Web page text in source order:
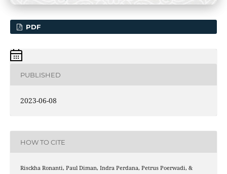
PDF
PUBLISHED
2023-06-08
HOW TO CITE
Risckha Ronanti, Paul Diman, Indra Perdana, Petrus Poerwadi, &